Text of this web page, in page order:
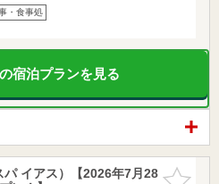
・食事処
宿泊プランを見る
お気に入
パ イアス）【2026年7月28